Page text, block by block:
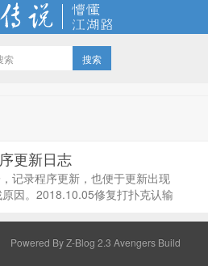
更新日志
记录程序更新，也便于更新出现
因。2018.10.05修复打扑克认输
己的图片标识粗体发言，最后的发
字去掉猪场最高产量由19调高到
Powered ByZ-Blog 2.3 Avengers Build